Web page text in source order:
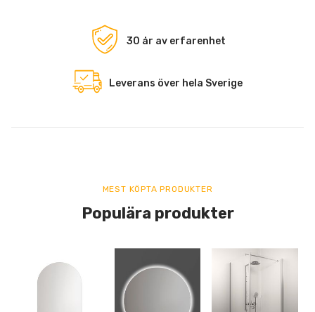
30 år av erfarenhet
Leverans över hela Sverige
MEST KÖPTA PRODUKTER
Populära produkter